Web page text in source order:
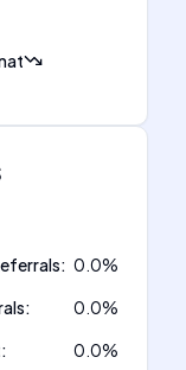
: 0.0%
: 0.0%
: 0.0%